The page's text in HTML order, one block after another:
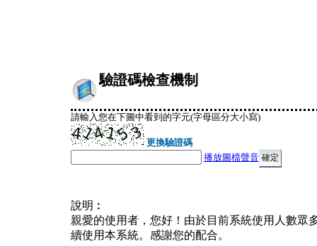
驗證碼檢查機制
請輸入您在下圖中看到的字元(字母區分大小寫)
更換驗證碼
播放圖檔聲音
說明︰
親愛的使用者，您好！由於目前系統使用人數眾
續使用本系統。感謝您的配合。